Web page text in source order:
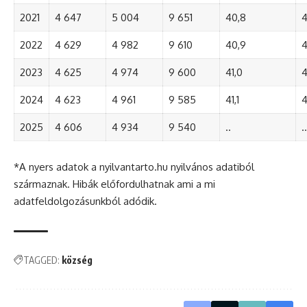
2021 4 647 5 004 9 651 40,8
2022 4 629 4 982 9 610 40,9
2023 4 625 4 974 9 600 41,0
2024 4 623 4 961 9 585 41,1
2025 4 606 4 934 9 540 .. ..
*A nyers adatok a nyilvantarto.hu nyilvános adatiból
származnak. Hibák előfordulhatnak ami a mi
adatfeldolgozásunkból adódik.
TAGGED: község